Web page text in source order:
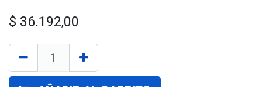
$ 36.192,00